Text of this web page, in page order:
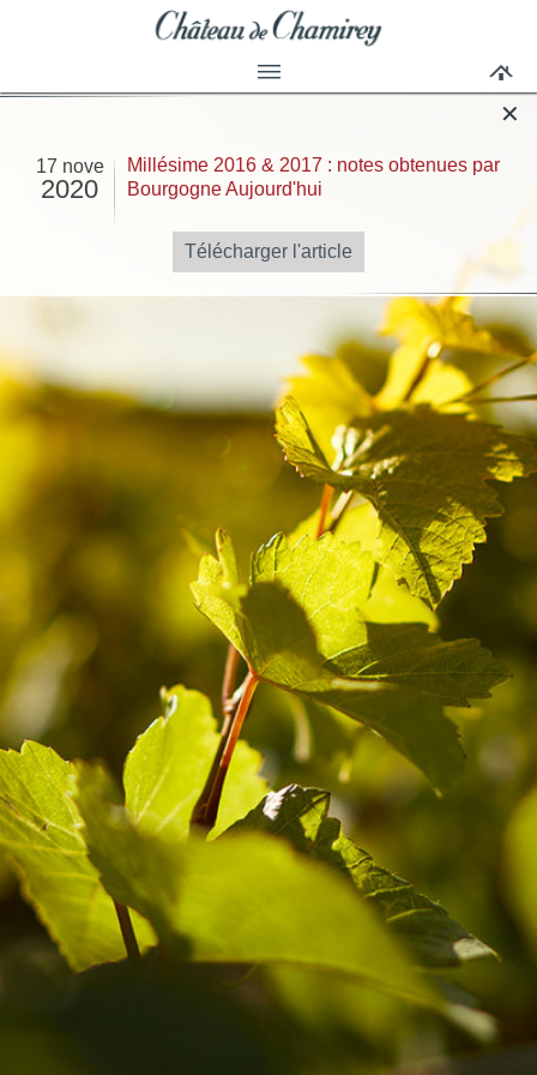
✕
17 nove
2020
Millésime 2016 & 2017 : notes obtenues par
Bourgogne Aujourd'hui
Télécharger l'article